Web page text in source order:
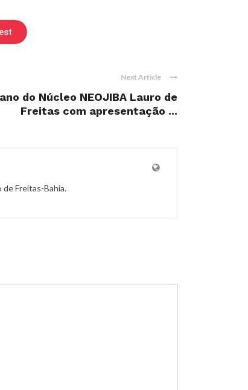
Next Article
do Núcleo NEOJIBA Lauro de
Freitas com apresentação ...
de Freitas-Bahia.